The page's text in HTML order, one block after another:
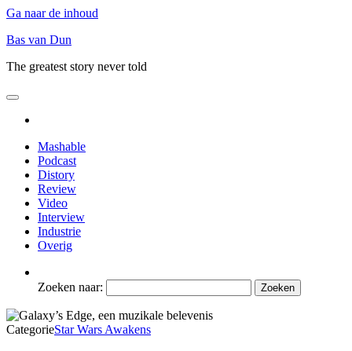
Ga naar de inhoud
Bas van Dun
The greatest story never told
Mashable
Podcast
Distory
Review
Video
Interview
Industrie
Overig
Zoeken naar:
CategorieStar Wars Awakens